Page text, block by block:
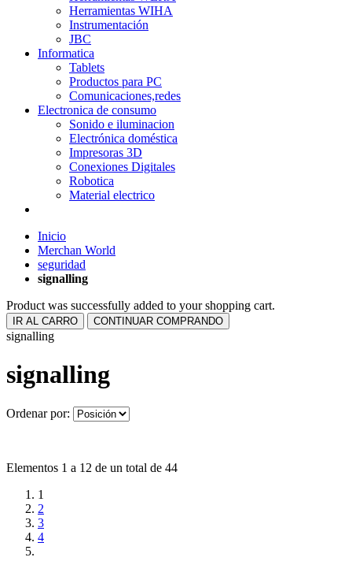
Herramientas WIHA
Instrumentación
JBC
Informatica
Tablets
Productos para PC
Comunicaciones,redes
Electronica de consumo
Sonido e iluminacion
Electrónica doméstica
Impresoras 3D
Conexiones Digitales
Robotica
Material electrico
Inicio
Merchan World
seguridad
signalling
Product was successfully added to your shopping cart.
IR AL CARRO CONTINUAR COMPRANDO
signalling
signalling
Ordenar por:
Elementos 1 a 12 de un total de 44
1
2
3
4